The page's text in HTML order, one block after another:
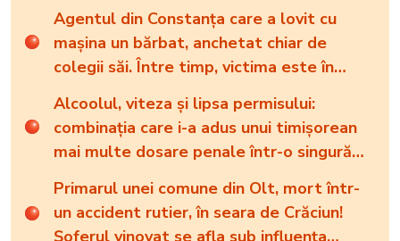
Agentul din Constanța care a lovit cu
mașina un bărbat, anchetat chiar de
colegii săi. Între timp, victima este în
Alcoolul, viteza și lipsa permisului:
combinația care i-a adus unui timișorean
mai multe dosare penale într-o singură
Primarul unei comune din Olt, mort într-
un accident rutier, în seara de Crăciun!